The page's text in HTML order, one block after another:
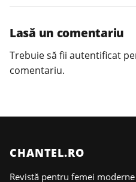
Lasă un comentariu
Trebuie să fii autentificat
comentariu.
CHANTEL.RO
Revistă pentru femei moderne